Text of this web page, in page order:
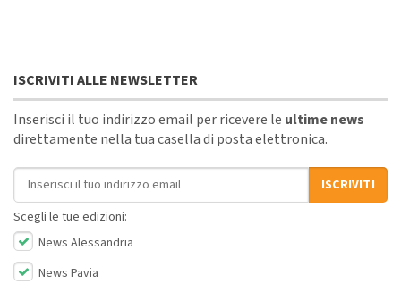
ISCRIVITI ALLE NEWSLETTER
Inserisci il tuo indirizzo email per ricevere le ultime news
direttamente nella tua casella di posta elettronica.
Indirizzo email
ISCRIVITI
Scegli le tue edizioni:
News Alessandria
News Pavia